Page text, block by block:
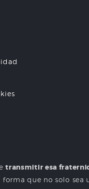
transmitir esa
forma que no solo sea